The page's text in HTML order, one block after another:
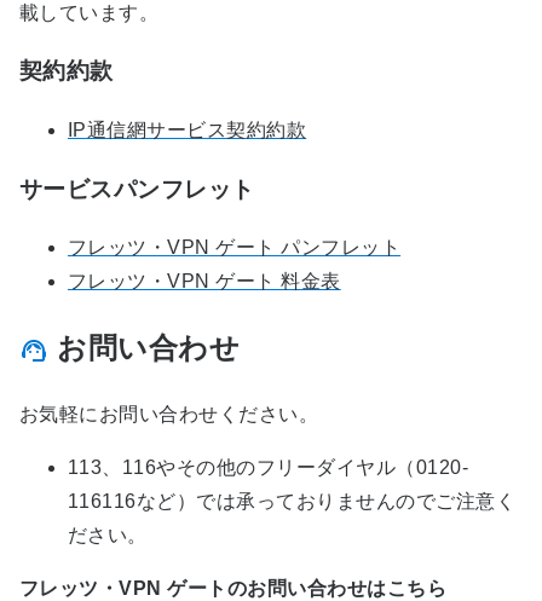
載しています。
契約約款
IP通信網サービス契約約款
サービスパンフレット
フレッツ・VPN ゲート パンフレット
フレッツ・VPN ゲート 料金表
お問い合わせ
お気軽にお問い合わせください。
113、116やその他のフリーダイヤル（0120-
116116など）では承っておりませんのでご注意く
ださい。
フレッツ・VPN ゲートのお問い合わせはこちら